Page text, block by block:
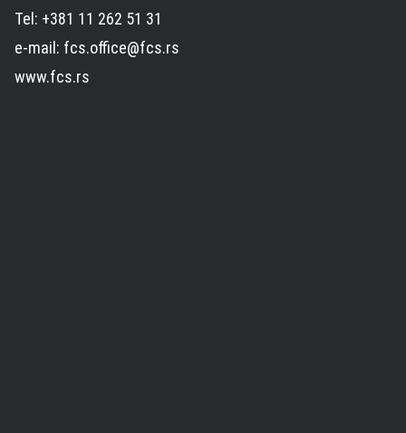
Tel: +381 11 262 51 31
e-mail: fcs.office@fcs.rs
www.fcs.rs